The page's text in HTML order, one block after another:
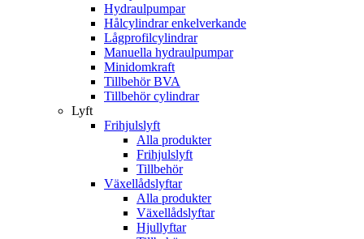
Hydraulpumpar
Hålcylindrar enkelverkande
Lågprofilcylindrar
Manuella hydraulpumpar
Minidomkraft
Tillbehör BVA
Tillbehör cylindrar
Lyft
Frihjulslyft
Alla produkter
Frihjulslyft
Tillbehör
Växellådslyftar
Alla produkter
Växellådslyftar
Hjullyftar